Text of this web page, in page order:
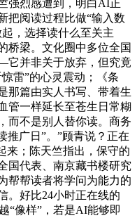
强烈感遭到，明白AI正
把阅读过程比做“输入数
，选择读什么至关主
桥梁。文化圈中多位全国
并非关于放弃，但究竟
雷”的心灵震动；《条
那篇由实人书写、带着生
管一样延长至苍生日常糊
而不是别人替你读。商务
推广日”。”顾青说？正在
来；陈天竺指出，保守的
代表、南京藏书楼研究
帮帮读者将学问为能力的
。好比24小时正在线的
“像样”，若是AI能够即